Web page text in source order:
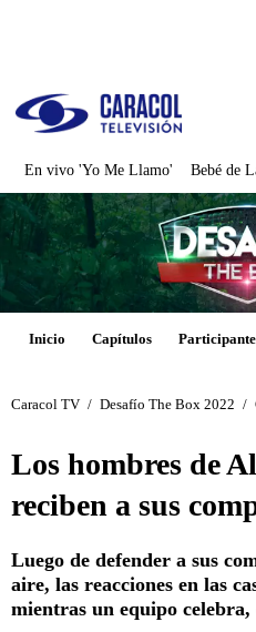
En vivo 'Yo Me Llamo' Bebé de
Inicio Capítulos
Caracol TV / Desafío The Box 2022 /
Los hombres de
reciben a sus
Luego de defender a sus
aire, las reacciones en las
mientras un equipo